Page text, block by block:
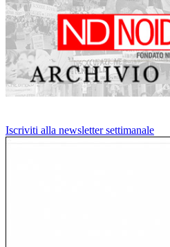
Iscriviti alla newsletter settimanale